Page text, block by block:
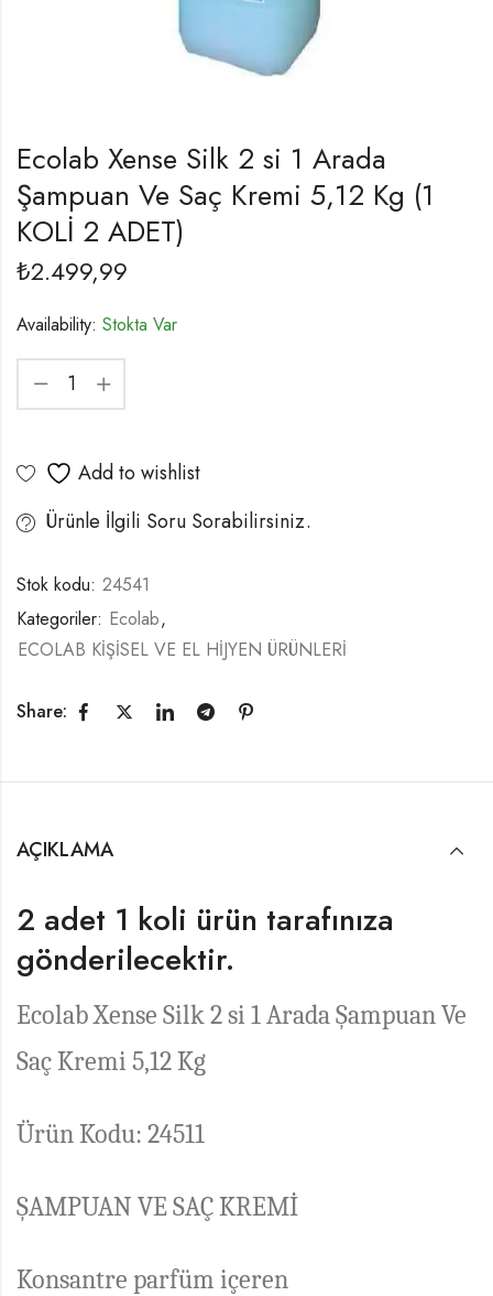
Ecolab Xense Silk 2 si 1 Arada
Şampuan Ve Saç Kremi 5,12 Kg (1
KOLİ 2 ADET)
₺2.499,99
Availability: Stokta Var
Add to wishlist
Ürünle İlgili Soru Sorabilirsiniz.
Stok kodu: 24541
Kategoriler: Ecolab,
ECOLAB KİŞİSEL VE EL HİJYEN ÜRÜNLERİ
Share:
AÇIKLAMA
2 adet 1 koli ürün tarafınıza
gönderilecektir.
Ecolab Xense Silk 2 si 1 Arada Şampuan Ve
Saç Kremi 5,12 Kg
Ürün Kodu: 24511
ŞAMPUAN VE SAÇ KREMİ
Konsantre parfüm içeren